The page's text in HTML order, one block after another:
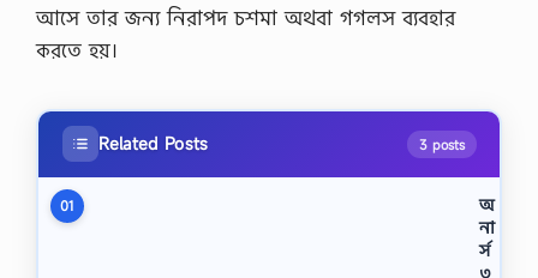
আসে তার জন্য নিরাপদ চশমা অথবা গগলস ব্যবহার
করতে হয়।
Related Posts 3 posts
01
অ
না
র্স
৩